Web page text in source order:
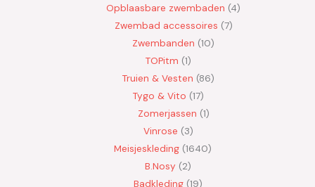
Opblaasbare zwembaden 4
Zwembad accessoires 7
Zwembanden 10
TOPitm 1
Truien & Vesten 86
Tygo & Vito 17
Zomerjassen 1
Vinrose 3
Meisjeskleding 1640
B.Nosy
2
Badkleding 19